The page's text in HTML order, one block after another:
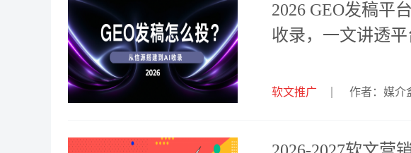
2026 GEO发稿平
收录，一文讲透
软文推广 作者：媒介